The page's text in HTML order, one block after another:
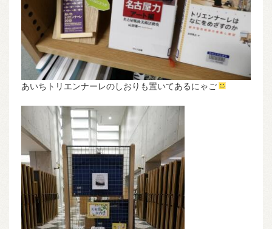
あいちトリエンナーレのしおりも置いてあるにゃご